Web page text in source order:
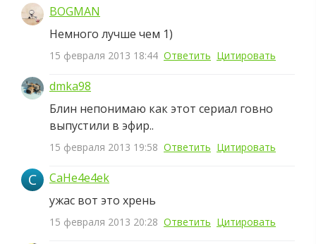
BOGMAN
Немного лучше чем 1)
15 февраля 2013 18:44 Ответить Цитировать
dmka98
Блин непонимаю как этот сериал говно
выпустили в эфир..
15 февраля 2013 19:58 Ответить Цитировать
C
CaHe4e4ek
ужас вот это хрень
15 февраля 2013 20:28 Ответить Цитировать